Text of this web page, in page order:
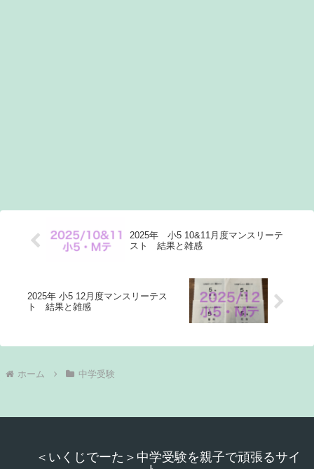
2025年 小5 10&11月度マンスリーテ
スト 結果と雑感
2025年 小5 12月度マンスリーテス
ト 結果と雑感
ホーム 中学受験
＜いくじでーた＞中学受験を親子で頑張るサイ